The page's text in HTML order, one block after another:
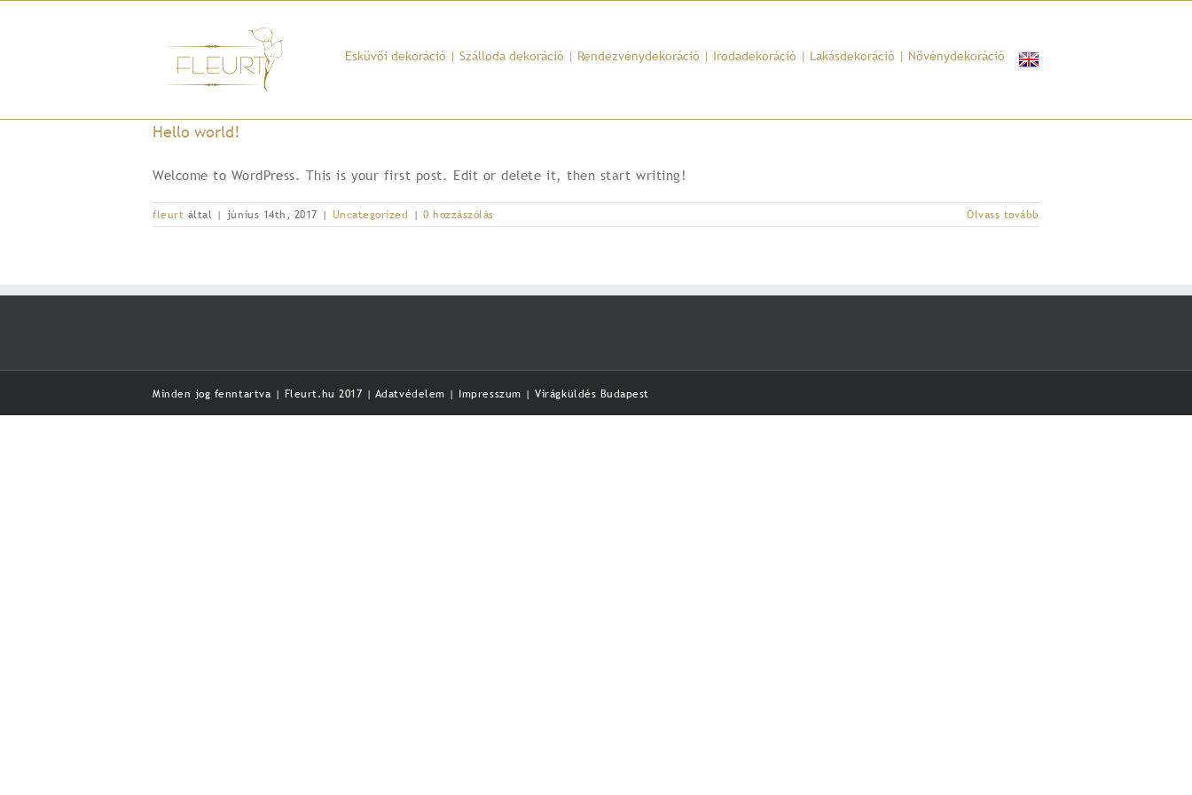
Esküvői dekoráció | Szálloda dekoráció | Rendezvénydekoráció | Irodadekoráció | Lakásdekoráció | Növénydekoráció
Hello world!
Welcome to WordPress. This is your first post. Edit or delete it, then start writing!
fleurt által | június 14th, 2017 | Uncategorized | 0 hozzászólás Olvass tovább
Minden jog fenntartva | Fleurt.hu 2017 | Adatvédelem | Impresszum |Virágküldés Budapest